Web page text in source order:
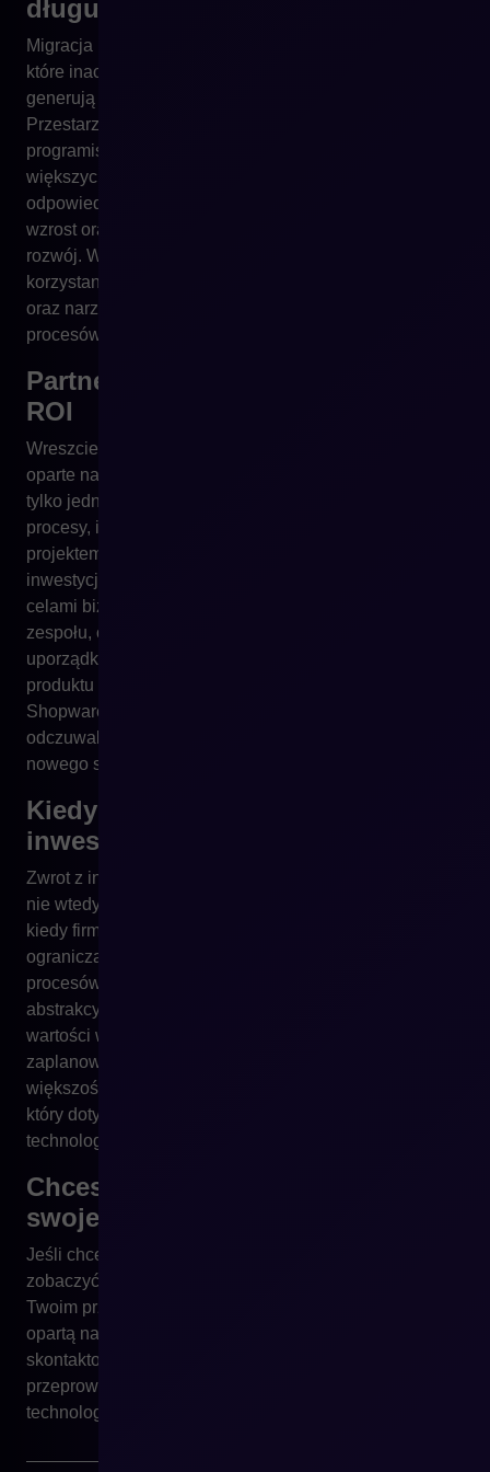
długu technologicznego
Migracja na nową platformę pozwala uniknąć kosztów,
które inaczej byłyby nieuniknione. Stare systemy
generują techniczny dług, który rośnie z każdym rokiem.
Przestarzałe środowisko wymaga większej liczby
programistów, trudniejszych integracji, ręcznych obejść i
większych nakładów na utrzymanie. Modernizacja w
odpowiednim momencie pozwala zahamować ten
wzrost oraz przenieść budżet z „gaszenia pożarów” na
rozwój. W przypadku Shopware to również możliwość
korzystania z nowych funkcji, stabilnych aktualizacji
oraz narzędzi AI, które stają się fundamentem przyszłych
procesów w sprzedaży online.
Partner wdrożeniowy jako element
ROI
Wreszcie – szybciej zwracają się te wdrożenia, które są
oparte na właściwym partnerstwie. Technologia jest
tylko jednym z elementów ROI. Równie ważne są
procesy, integracje, migracja danych i sposób pracy nad
projektem. W CREHLER skupiamy się na tym, by każda
inwestycja w platformę była powiązana z rzeczywistymi
celami biznesowymi: podniesieniem efektywności
zespołu, ograniczeniem kosztów operacyjnych,
uporządkowaniem danych, stabilnym rozwojem
produktu oraz lepszym wykorzystaniem technologii
Shopware. Właśnie dlatego nasze projekty przynoszą
odczuwalne rezultaty już w pierwszym roku działania
nowego systemu.
Kiedy zaczyna się zwrot z
inwestycji?
Zwrot z inwestycji w platformę e-commerce zaczyna się
nie wtedy, kiedy projekt zostaje zakończony, lecz wtedy,
kiedy firma przestaje działać na narzędziach, które ją
ograniczają. Nowoczesna architektura, automatyzacja
procesów, integracje, wydajność i elastyczność to nie
abstrakcyjne pojęcia techniczne, lecz konkretne
wartości wpływające na koszty i przychody. Dobrze
zaplanowane wdrożenie zwraca się szybciej, niż
większość CEO zakłada, ponieważ uwalnia potencjał,
który dotychczas był blokowany przez niewydolne
technologie.
Chcesz policzyć realne ROI dla
swojej firmy?
Jeśli chcesz policzyć realne ROI dla swojej organizacji i
zobaczyć, jak będzie wyglądał zwrot z inwestycji w
Twoim przypadku, możemy przygotować pełną analizę
opartą na danych z Twojego biznesu. Możesz
skontaktować się z nami bezpośrednio –
przeprowadzimy Cię przez cały proces i pokażemy, jak
technologia zaczyna pracować na wynik.